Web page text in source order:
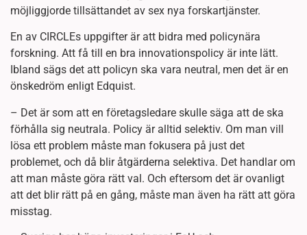
möjliggjorde tillsättandet av sex nya forskartjänster.
En av CIRCLEs uppgifter är att bidra med policynära
forskning. Att få till en bra innovationspolicy är inte lätt.
Ibland sägs det att policyn ska vara neutral, men det är en
önskedröm enligt Edquist.
– Det är som att en företagsledare skulle säga att de ska
förhålla sig neutrala. Policy är alltid selektiv. Om man vill
lösa ett problem måste man fokusera på just det
problemet, och då blir åtgärderna selektiva. Det handlar om
att man måste göra rätt val. Och eftersom det är ovanligt
att det blir rätt på en gång, måste man även ha rätt att göra
misstag.